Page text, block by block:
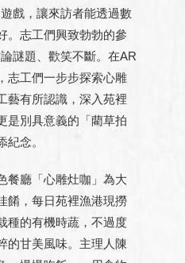
戲，讓來訪者能透過數
。志工們興致勃勃的參
謎題、歡笑不斷。在AR
志工們一步步探索心雕
藝有所認識，深入苑裡
是別具意義的「藺草拍
念。
餐廳「心雕灶咖」為大
餚，每日苑裡漁港現撈
種的有機時蔬，不過度
的甘美風味。主理人陳